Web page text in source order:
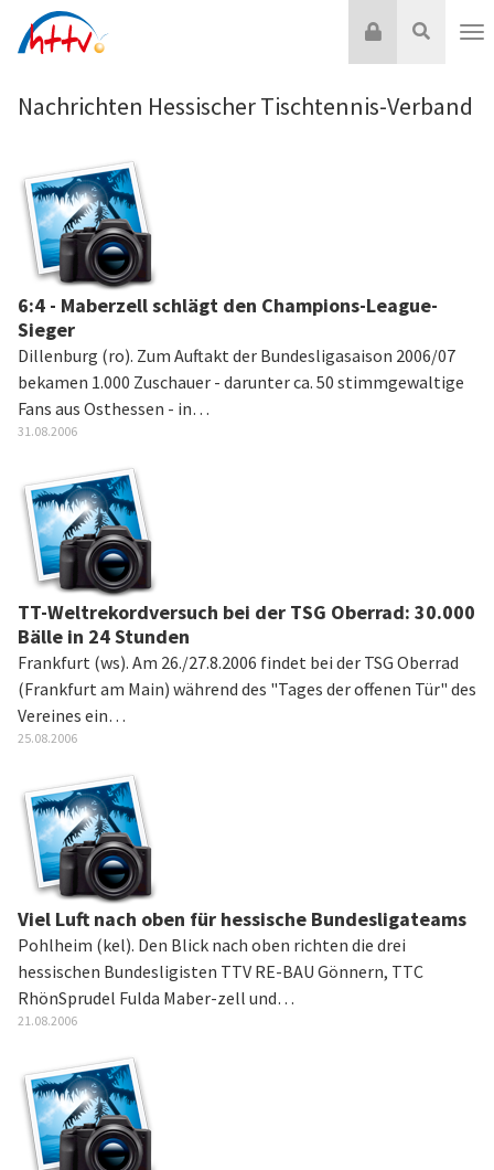
Inhalt
Suche
Login
Nachrichten Hessischer Tischtennis-Verband
6:4 - Maberzell schlägt den Champions-League-
Sieger
Dillenburg (ro). Zum Auftakt der Bundesligasaison 2006/07
bekamen 1.000 Zuschauer - darunter ca. 50 stimmgewaltige
Fans aus Osthessen - in…
31.08.2006
TT-Weltrekordversuch bei der TSG Oberrad: 30.000
Bälle in 24 Stunden
Frankfurt (ws). Am 26./27.8.2006 findet bei der TSG Oberrad
(Frankfurt am Main) während des "Tages der offenen Tür" des
Vereines ein…
25.08.2006
Viel Luft nach oben für hessische Bundesligateams
Pohlheim (kel). Den Blick nach oben richten die drei
hessischen Bundesligisten TTV RE-BAU Gönnern, TTC
RhönSprudel Fulda Maber-zell und…
21.08.2006